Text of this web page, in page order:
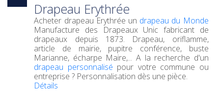
Drapeau Erythrée
Acheter drapeau Erythrée un drapeau du Monde
Manufacture des Drapeaux Unic fabricant de
drapeaux depuis 1873. Drapeau, oriflamme,
article de mairie, pupitre conférence, buste
Marianne, écharpe Maire,... A la recherche d'un
drapeau personnalisé pour votre commune ou
entreprise ? Personnalisation dès une pièce.
Détails